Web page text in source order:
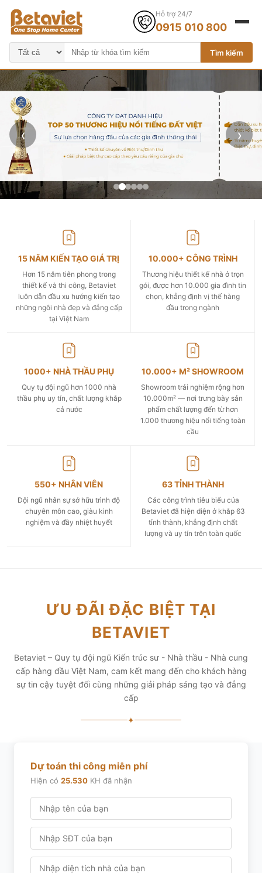
Tìm kiếm
Hỗ trợ 24/7
0915 010 800
‹ ›
15 NĂM KIẾN TẠO GIÁ TRỊ
Hơn 15 năm tiên phong trong
thiết kế và thi công, Betaviet
luôn dẫn đầu xu hướng kiến tạo
những ngôi nhà đẹp và đẳng cấp
tại Việt Nam
10.000+ CÔNG TRÌNH
Thương hiệu thiết kế nhà ở trọn
gói, được hơn 10.000 gia đình tin
chọn, khẳng định vị thế hàng
đầu trong ngành
1000+ NHÀ THẦU PHỤ
Quy tụ đội ngũ hơn 1000 nhà
thầu phụ uy tín, chất lượng khắp
cả nước
10.000+ M² SHOWROOM
Showroom trải nghiệm rộng hơn
10.000m² — nơi trưng bày sản
phẩm chất lượng đến từ hơn
1.000 thương hiệu nổi tiếng toàn
cầu
550+ NHÂN VIÊN
Đội ngũ nhân sự sở hữu trình độ
chuyên môn cao, giàu kinh
nghiệm và đầy nhiệt huyết
63 TỈNH THÀNH
Các công trình tiêu biểu của
Betaviet đã hiện diện ở khắp 63
tỉnh thành, khẳng định chất
lượng và uy tín trên toàn quốc
ƯU ĐÃI ĐẶC BIỆT TẠI
BETAVIET
Betaviet – Quy tụ đội ngũ Kiến trúc sư - Nhà thầu - Nhà cung
cấp hàng đầu Việt Nam, cam kết mang đến cho khách hàng
sự tin cậy tuyệt đối cùng những giải pháp sáng tạo và đẳng
cấp
✦
Dự toán thi công miễn phí
Hiện có 25.530 KH đã nhận